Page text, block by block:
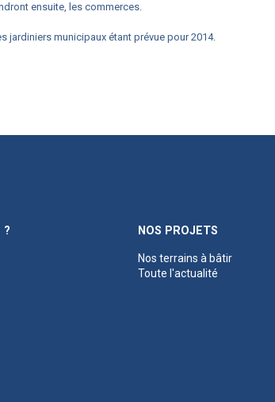
ensuite, les commerces.
jardiniers municipaux étant prévue pour 2014.
? NOS PROJETS
Nos terrains à bâtir
Toute l'actualité